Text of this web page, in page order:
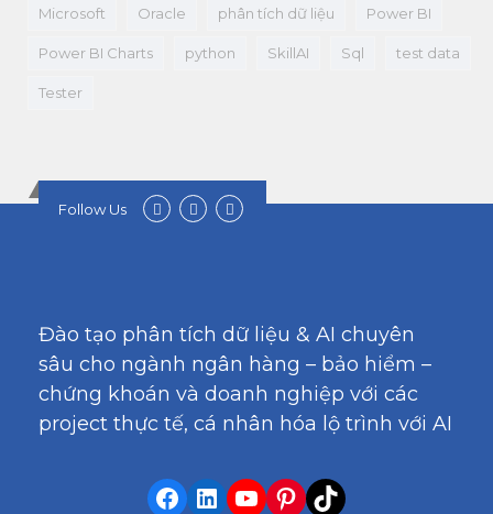
Microsoft Oracle phân tích dữ liệu Power BI
Power BI Charts python SkillAI Sql test data
Tester
Follow Us
Đào tạo phân tích dữ liệu & AI chuyên
sâu cho ngành ngân hàng – bảo hiểm –
chứng khoán và doanh nghiệp với các
project thực tế, cá nhân hóa lộ trình với AI